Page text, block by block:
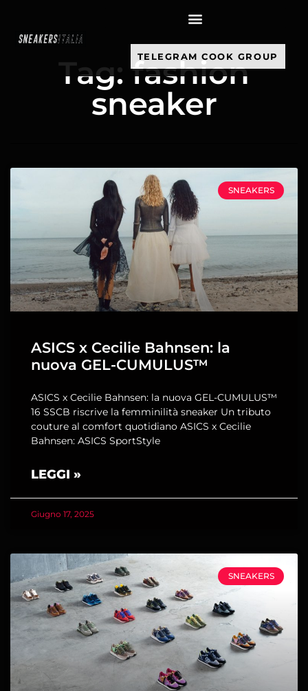
TELEGRAM COOK GROUP
Tag: fashion
sneaker
SNEAKERS
ASICS x Cecilie Bahnsen: la
nuova GEL-CUMULUS™
ASICS x Cecilie Bahnsen: la nuova GEL-CUMULUS™
16 SSCB riscrive la femminilità sneaker Un tributo
couture al comfort quotidiano ASICS x Cecilie
Bahnsen: ASICS SportStyle
LEGGI »
Giugno 17, 2025
SNEAKERS